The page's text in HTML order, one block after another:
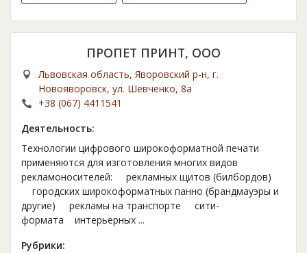
ПРОПЕТ ПРИНТ, ООО
Львовская область, Яворовский р-н, г.
Новояворовск, ул. Шевченко, 8а
+38 (067) 4411541
Деятельность:
Технологии цифрового широкоформатной печати
применяются для изготовления многих видов
рекламоносителей: рекламных щитов (билбордов)
городских широкоформатных панно (брандмауэры и
другие) рекламы на транспорте сити-
формата интерьерных ...
Рубрики: